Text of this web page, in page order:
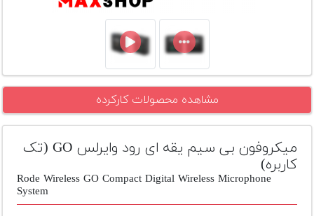
افزودن
دست
دوم
لیست
قیمت
مشاهده محصولات کارکرده
میکروفون بی سیم یقه ای رود وایرلس GO (تک
کاربره)
Rode Wireless GO Compact Digital Wireless Microphone
System